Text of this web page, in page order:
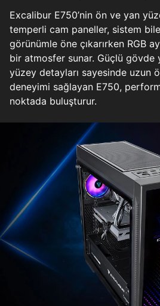
Excalibur E750’nin ön ve yan
temperli cam paneller, sistem
görünümle öne çıkarırken RGB
bir atmosfer sunar. Güçlü gövde
yüzey detayları sayesinde uzun
deneyimi sağlayan E750,
noktada buluşturur.